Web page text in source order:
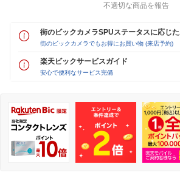
不適切な商品を報告
街のビックカメラSPUステータスに応じ
街のビックカメラでもお得にお買い物 (来店予約)
楽天ビックサービスガイド
安心で便利なサービス完備